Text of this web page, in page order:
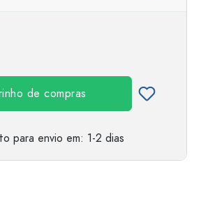
de compras
para envio em: 1-2 dias